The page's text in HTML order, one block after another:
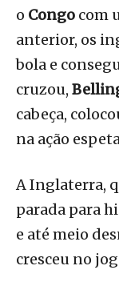
o Congo com
anterior, os
bola e
cruzou,
cabeça,
na ação
A Inglaterra,
parada para
e até meio
cresceu no